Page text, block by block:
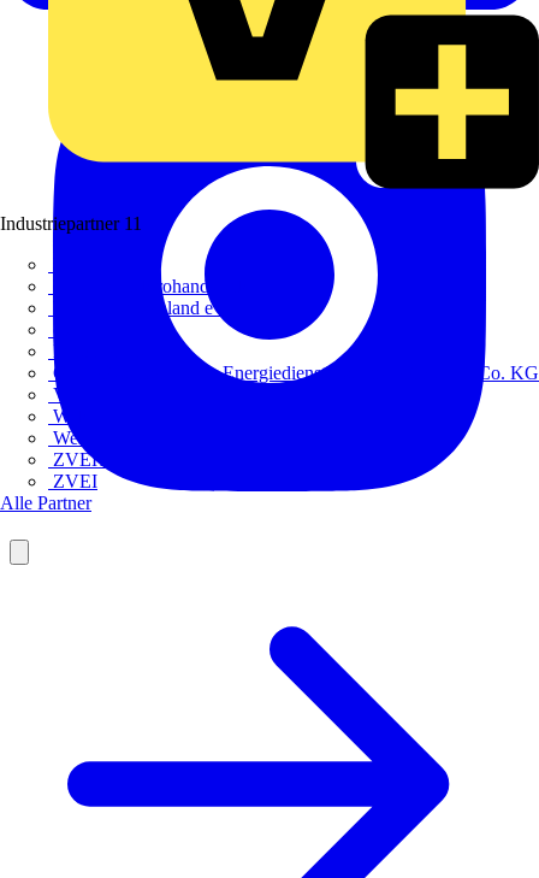
Industriepartner 11
de - das Elektrohandwerk
ETIM Deutschland eV
etz
Europacable
GED Gesellschaft für Energiedienstleistung - GmbH & Co. KG
VDE
Weka
Westermann
ZVEH
ZVEI
Alle Partner